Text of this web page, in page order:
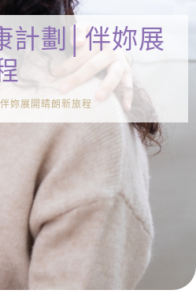
計劃│伴妳展
妳展開晴朗新旅程